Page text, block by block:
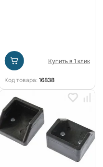
Купить в 1 клик
Код товара: 16838